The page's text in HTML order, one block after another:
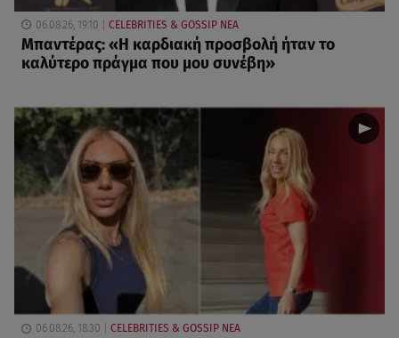
06.08.26, 19:10 CELEBRITIES & GOSSIP ΝΕΑ
Μπαντέρας: «Η καρδιακή προσβολή ήταν το
καλύτερο πράγμα που μου συνέβη»
06.08.26, 18:30 CELEBRITIES & GOSSIP ΝΕΑ